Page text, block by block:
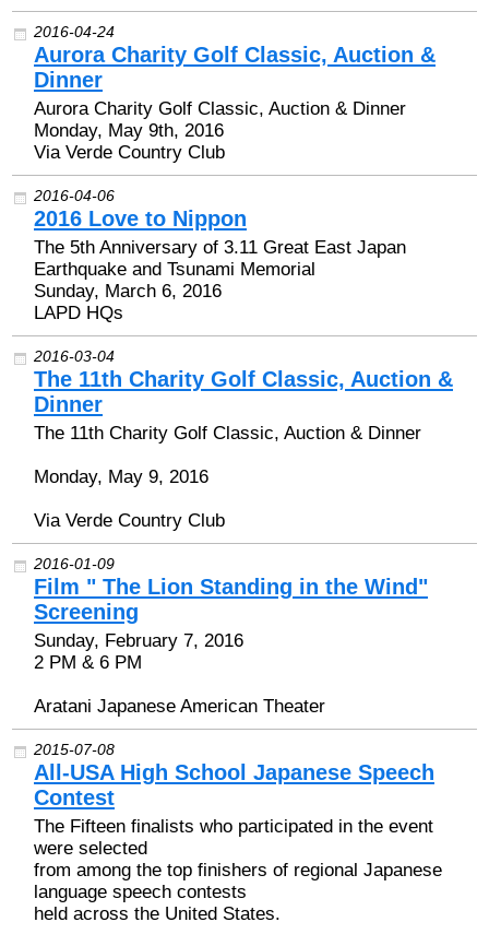
2016-04-24
Aurora Charity Golf Classic, Auction &
Dinner
Aurora Charity Golf Classic, Auction & Dinner
Monday, May 9th, 2016
Via Verde Country Club
2016-04-06
2016 Love to Nippon
The 5th Anniversary of 3.11 Great East Japan
Earthquake and Tsunami Memorial
Sunday, March 6, 2016
LAPD HQs
2016-03-04
The 11th Charity Golf Classic, Auction &
Dinner
The 11th Charity Golf Classic, Auction & Dinner
Monday, May 9, 2016
Via Verde Country Club
2016-01-09
Film " The Lion Standing in the Wind"
Screening
Sunday, February 7, 2016
2 PM & 6 PM
Aratani Japanese American Theater
2015-07-08
All-USA High School Japanese Speech
Contest
The Fifteen finalists who participated in the event
were selected
from among the top finishers of regional Japanese
language speech contests
held across the United States.